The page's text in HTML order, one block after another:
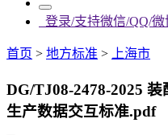
登录/支持微信/QQ/微
首页 > 地方标准 > 上海市
DG/TJ08-2478-2025
生产数据交互标准.pdf